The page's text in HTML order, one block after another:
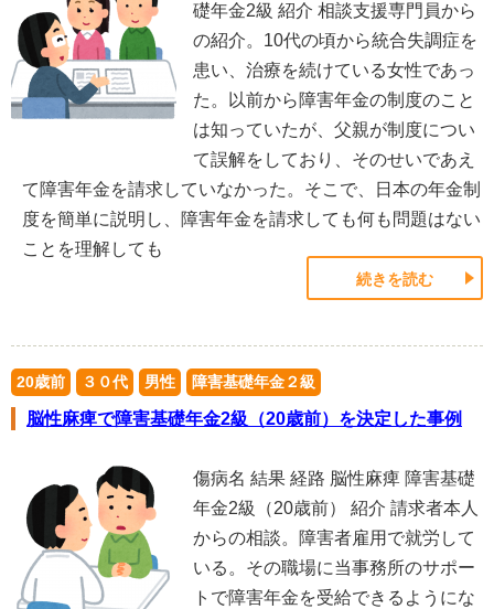
礎年金2級 紹介 相談支援専門員から
の紹介。10代の頃から統合失調症を
患い、治療を続けている女性であっ
た。以前から障害年金の制度のこと
は知っていたが、父親が制度につい
て誤解をしており、そのせいであえ
て障害年金を請求していなかった。そこで、日本の年金制
度を簡単に説明し、障害年金を請求しても何も問題はない
ことを理解しても
続きを読む
20歳前 ３０代 男性 障害基礎年金２級
脳性麻痺で障害基礎年金2級（20歳前）を決定した事例
傷病名 結果 経路 脳性麻痺 障害基礎
年金2級（20歳前） 紹介 請求者本人
からの相談。障害者雇用で就労して
いる。その職場に当事務所のサポー
トで障害年金を受給できるようにな